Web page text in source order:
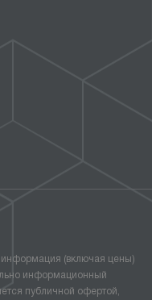
(включая цены)
информационный
публичной офертой,